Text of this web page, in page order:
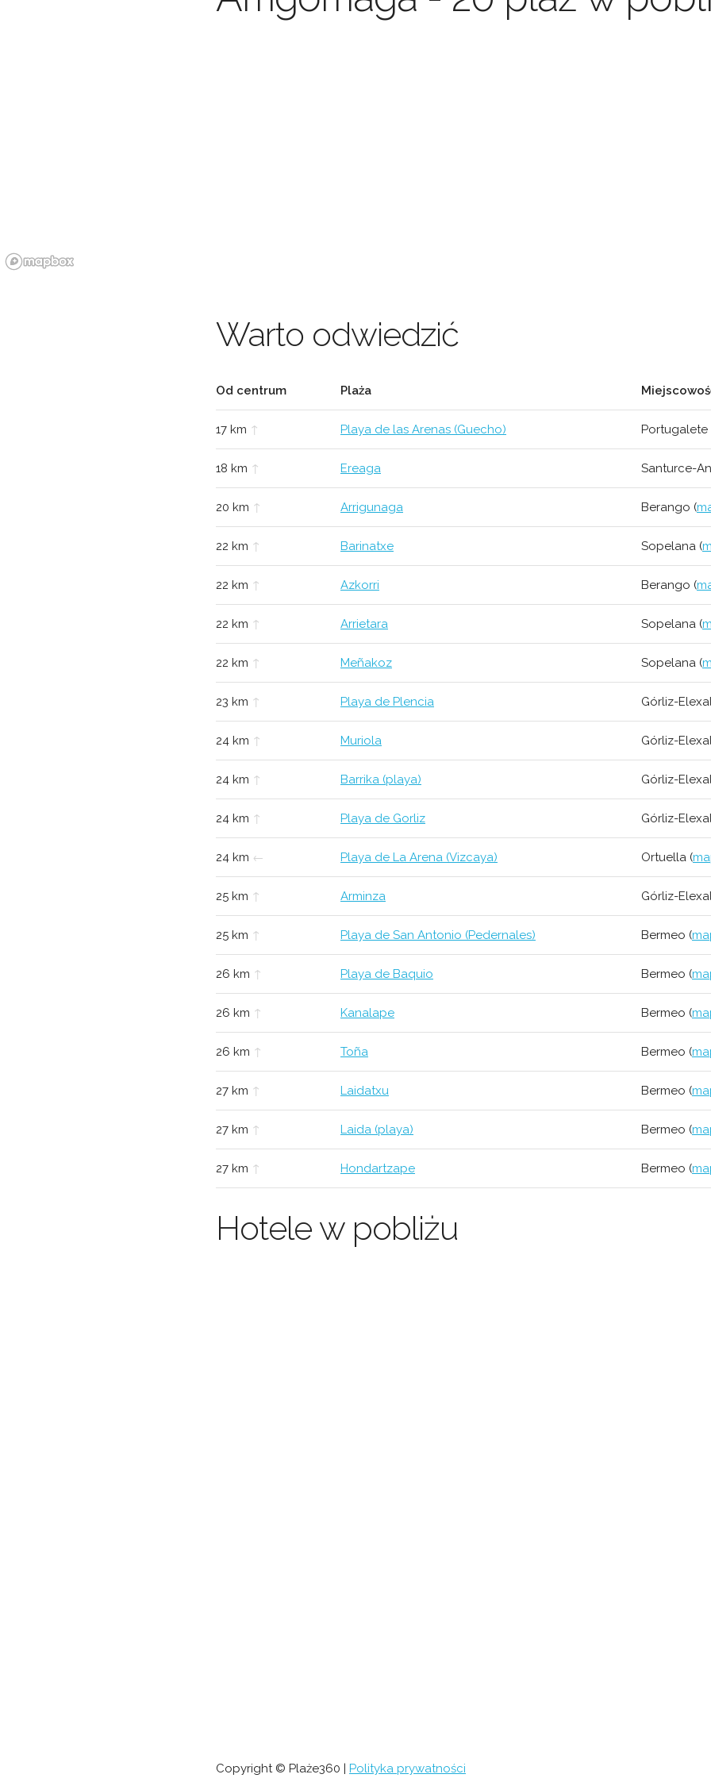
Warto odwiedzić
Od centrum Plaża
17 km ↑ Playa de las Arenas (Guecho) Portugalete
18 km ↑ Ereaga Santurce-
20 km ↑ Arrigunaga Berango (
22 km ↑ Barinatxe Sopelana (
22 km ↑ Azkorri Berango (
22 km ↑ Arrietara Sopelana (
22 km ↑ Meñakoz Sopelana (
23 km ↑ Playa de Plencia Górliz-
24 km ↑ Muriola Górliz-
24 km ↑ Barrika (playa) Górliz-
24 km ↑ Playa de Gorliz Górliz-
24 km ← Playa de La Arena (Vizcaya) Ortuella (
25 km ↑ Arminza Górliz-
25 km ↑ Playa de San Antonio (Pedernales) Bermeo (
26 km ↑ Playa de Baquio Bermeo (
26 km ↑ Kanalape Bermeo (
26 km ↑ Toña Bermeo (
27 km ↑ Laidatxu Bermeo (
27 km ↑ Laida (playa) Bermeo (
27 km ↑ Hondartzape Bermeo (
Hotele w pobliżu
Copyright © Plaże360 | Polityka prywatności